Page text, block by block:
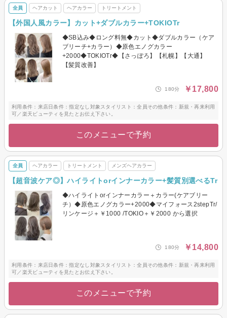
全員 ヘアカット ヘアカラー トリートメント
【外国人風カラー】カット+ダブルカラー+TOKIOTr
◆SB込み◆ロング料無◆カット◆ダブルカラー（ケア
ブリーチ+カラー）◆原色エノグカラー
+2000◆TOKIOTr◆【さっぽろ】【札幌】【大通】
【髪質改善】
180分 ￥17,800
利用条件：来店日条件：指定なし対象スタイリスト：全員その他条件：新規・再来利用
可／楽天ビューティを見たとお伝え下さい。
このメニューで予約
全員 ヘアカラー トリートメント メンズヘアカラー
【超音波ケア◎】ハイライトorインナーカラー+髪質別選べるTr
◆ハイライトorインナーカラー＋カラー(ケアブリー
チ）◆原色エノグカラー+2000◆マイフォース2stepTr/
リンケージ＋￥1000 /TOKIO＋￥2000 から選択
180分 ￥14,800
利用条件：来店日条件：指定なし対象スタイリスト：全員その他条件：新規・再来利用
可／楽天ビューティを見たとお伝え下さい。
このメニューで予約